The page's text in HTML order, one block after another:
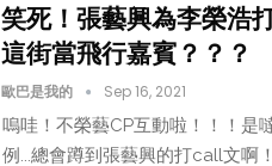
笑死！張藝興為李榮浩
這街當飛行嘉賓？？？
歐巴是我的 Sep 16, 2021
嗚哇！不榮藝CP互動啦！！！是
例...總會蹲到張藝興的打call文啊